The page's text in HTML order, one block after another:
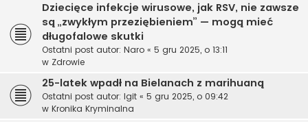
Dziecięce infekcje wirusowe, jak RSV, nie zawsze
są „zwykłym przeziębieniem” — mogą mieć
długofalowe skutki
Ostatni post autor: Naro « 5 gru 2025, o 13:11
w Zdrowie
25-latek wpadł na Bielanach z marihuaną
Ostatni post autor: Igit « 5 gru 2025, o 09:42
w Kronika Kryminalna